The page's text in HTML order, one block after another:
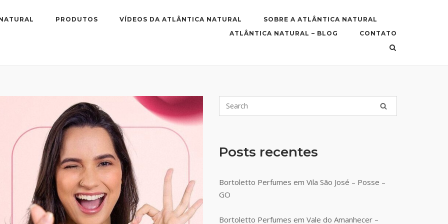
PRODUTOS VÍDEOS DA ATLÂNTICA NATURAL
SOBRE A ATLÂNTICA NATURAL
ATLÂNTICA NATURAL – BLOG
CONTATO
Posts recentes
Bortoletto Perfumes em Vila São José – Posse –
GO
Bortoletto Perfumes em Vale do Amanhecer –